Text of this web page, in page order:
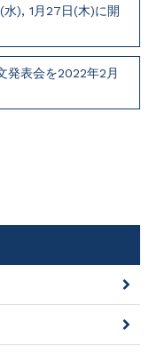
), 1月27日(木)に開
発表会を2022年2月